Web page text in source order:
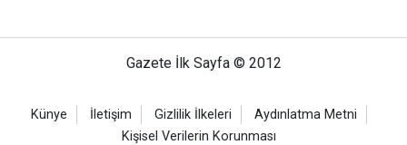
Gazete İlk Sayfa © 2012
Künye İletişim Gizlilik İlkeleri
Aydınlatma Metni
Kişisel Verilerin Korunması